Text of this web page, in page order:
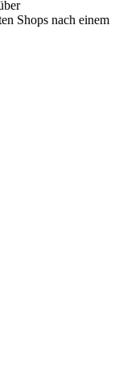
Shops nach einem